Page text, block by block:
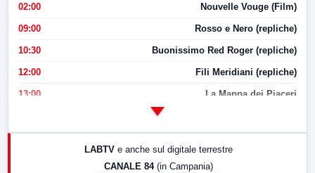
02:00 Nouvelle Vouge (Film)
09:00 Rosso e Nero (repliche)
10:30 Buonissimo Red Roger (repliche)
12:00 Fili Meridiani (repliche)
13:00 La Mappa dei Piaceri
17:00 LabNews (replica)
LABTV e anche sul digitale terrestre
CANALE 84 (in Campania)